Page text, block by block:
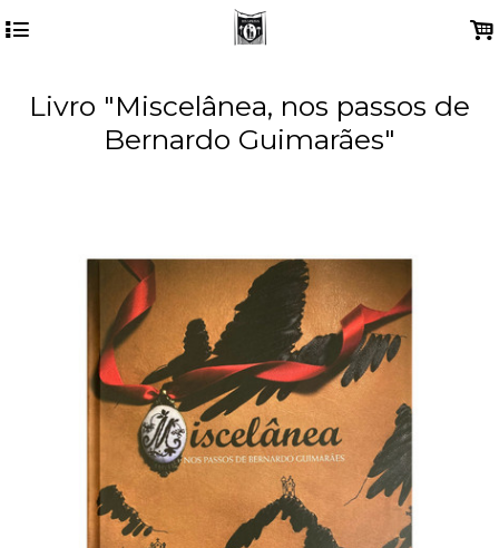
4 .
Livro "Miscelânea, nos passos de
Bernardo Guimarães"